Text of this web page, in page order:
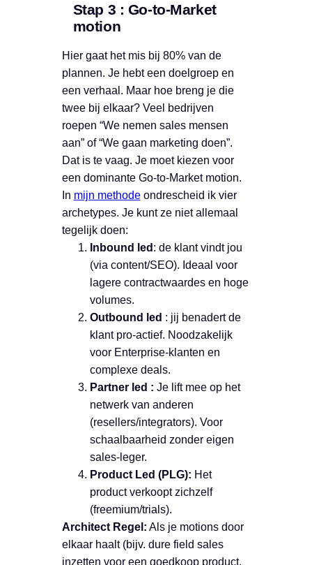
Stap 3 : Go-to-Market
motion
Hier gaat het mis bij 80% van de
plannen. Je hebt een doelgroep en
een verhaal. Maar hoe breng je die
twee bij elkaar? Veel bedrijven
roepen “We nemen sales mensen
aan” of “We gaan marketing doen”.
Dat is te vaag. Je moet kiezen voor
een dominante Go-to-Market motion.
In mijn methodeondrescheid ik vier
archetypes. Je kunt ze niet allemaal
tegelijk doen:
Inbound led : de klant vindt jou
(via content/SEO). Ideaal voor
lagere contractwaardes en hoge
volumes.
Outbound led : jij benadert de
klant pro-actief. Noodzakelijk
voor Enterprise-klanten en
complexe deals.
Partner led : Je lift mee op het
netwerk van anderen
(resellers/integrators). Voor
schaalbaarheid zonder eigen
sales-leger.
Product Led (PLG): Het
product verkoopt zichzelf
(freemium/trials).
Architect Regel: Als je motions door
elkaar haalt (bijv. dure field sales
inzetten voor een goedkoop product,